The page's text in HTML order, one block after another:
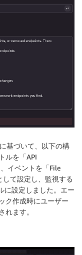
基づいて、以下の構
ルを「API
イベントを「File
して設定し、監視する
に設定しました。エー
ク作成時にユーザー
れます。